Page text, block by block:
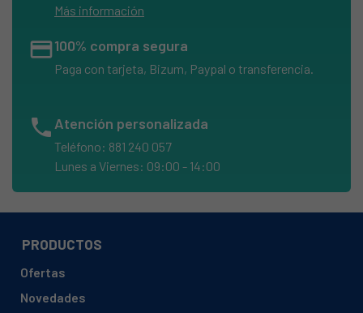
Más información
credit_card100% compra segura
Paga con tarjeta, Bizum, Paypal o transferencia.
phone Atención personalizada
Teléfono: 881 240 057
Lunes a Viernes: 09:00 - 14:00
PRODUCTOS
Ofertas
Novedades